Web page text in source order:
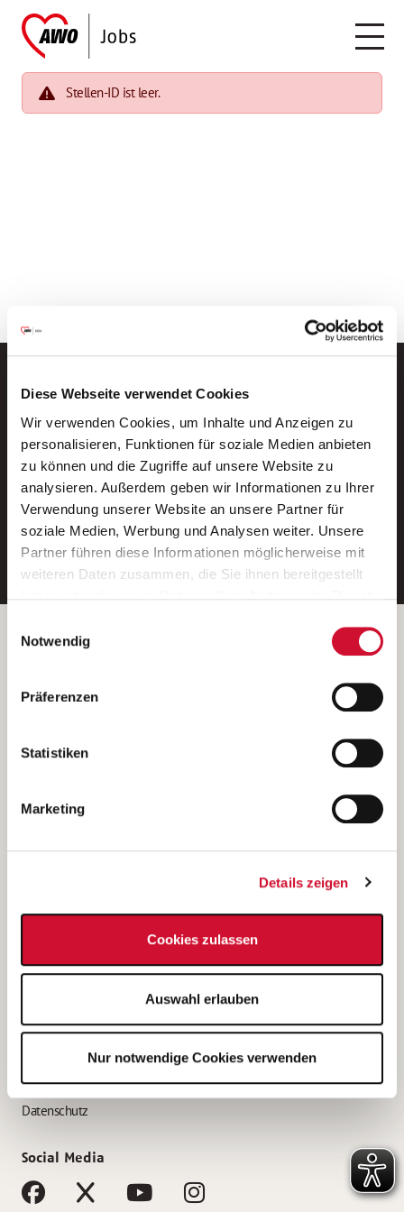
Diese Webseite verwendet Cookies
Wir verwenden Cookies, um Inhalte und Anzeigen zu
personalisieren, Funktionen für soziale Medien anbieten
zu können und die Zugriffe auf unsere Website zu
analysieren. Außerdem geben wir Informationen zu Ihrer
Verwendung unserer Website an unsere Partner für
soziale Medien, Werbung und Analysen weiter. Unsere
Partner führen diese Informationen möglicherweise mit
weiteren Daten zusammen, die Sie ihnen bereitgestellt
Wenn Sie auf „Cookies zulassen“ klicken, so stimmen
Sie der Speicherung sämtlicher Cookies zu. Sie können
Ihre Einwilligung selbstverständlich jederzeit widerrufen,
indem Sie die Cookie-Einstellungen aufrufen und diese
unsererDatenschutzerklärung
Notwendig
Präferenzen
Statistiken
Marketing
Details zeigen
Cookies zulassen
Auswahl erlauben
Nur notwendige Cookies verwenden
Stellen-ID ist leer.
Neue Stellen per E-Mail.
Ein kostenloser Service von AWO
Jobs.
E-Mail-Adresse eintragen
Betreiber der Webseite
Kantstraße 45a
(Ein Tochterunternehmen des AWO Bezirksverbandes Unterfranken
e.V.)
Bewerbung als Altenpflegehelfer*in
Bewerbung als Erzieher*in
AWO Gliederungen nach Bundesland
Impressum
Datenschutz
Social Media